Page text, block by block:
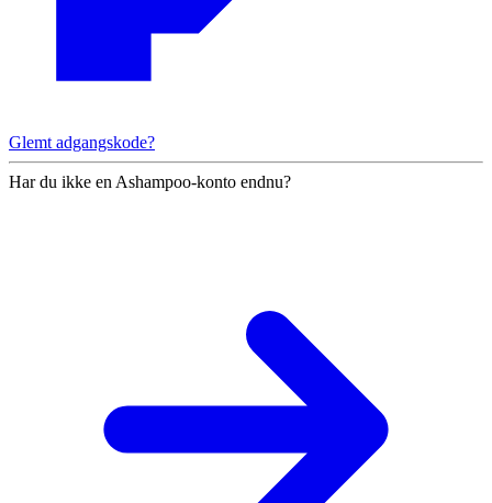
Glemt adgangskode?
Har du ikke en Ashampoo-konto endnu?